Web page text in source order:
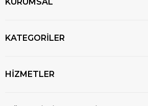
KATEGORİLER
HİZMETLER